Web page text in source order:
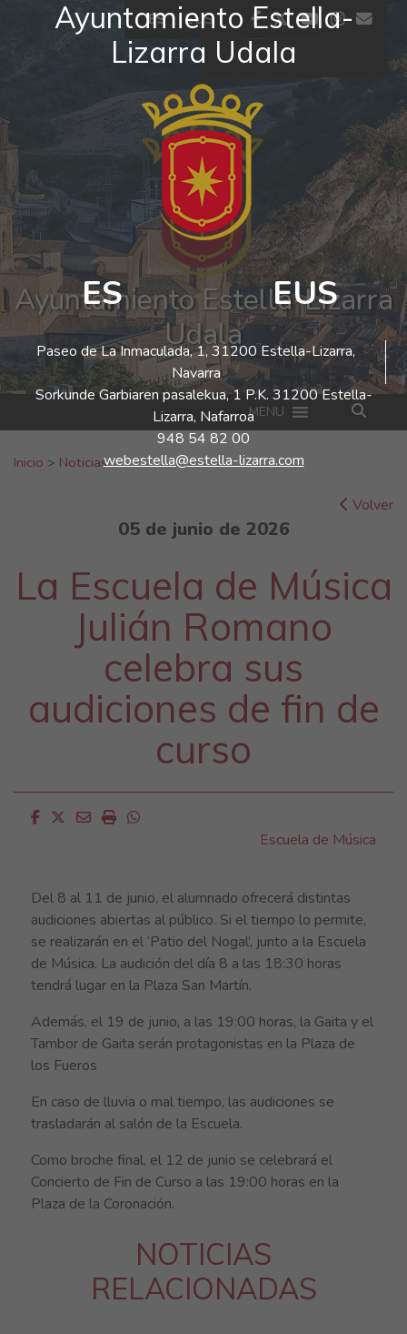
Ayuntamiento Estella-
Lizarra Udala
ES EUS
Paseo de La Inmaculada, 1, 31200 Estella-Lizarra,
Navarra
Sorkunde Garbiaren pasalekua, 1 P.K. 31200 Estella-
Lizarra, Nafarroa
948 54 82 00
webestella@estella-lizarra.com
Ir al contenido ES EUS facebook
twitter
youtube
El tiempo - Tutiempo.net
Ayuntamiento Estella-Lizarra
Udala
MENU
Buscar:
Inicio > Noticias
Volver
05 de junio de 2026
La Escuela de Música
Julián Romano
celebra sus
audiciones de fin de
curso
Facebook
Twitter
EmailImprimirWhatsapp
Escuela de Música
Del 8 al 11 de junio, el alumnado ofrecerá distintas
audiciones abiertas al público. Si el tiempo lo permite,
se realizarán en el ‘Patio del Nogal’, junto a la Escuela
de Música. La audición del día 8 a las 18:30 horas
tendrá lugar en la Plaza San Martín.
Además, el 19 de junio, a las 19:00 horas, la Gaita y el
Tambor de Gaita serán protagonistas en la Plaza de
los Fueros
En caso de lluvia o mal tiempo, las audiciones se
trasladarán al salón de la Escuela.
Como broche final, el 12 de junio se celebrará el
Concierto de Fin de Curso a las 19:00 horas en la
Plaza de la Coronación.
NOTICIAS
RELACIONADAS